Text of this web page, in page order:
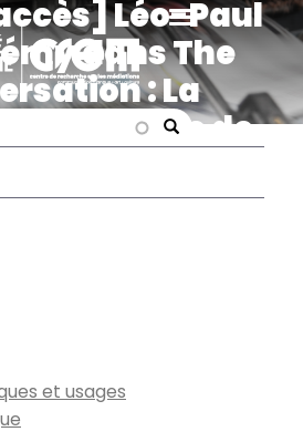
search
Léo-Paul
dans The
: La
numérique de
: une
2.0
et usages